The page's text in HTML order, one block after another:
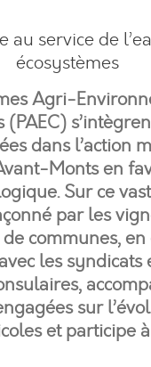
au service de
écosystèmes
Agri-
dans l’action
Monts en
Sur ce
par les
communes,
les syndicats
sur
et participe